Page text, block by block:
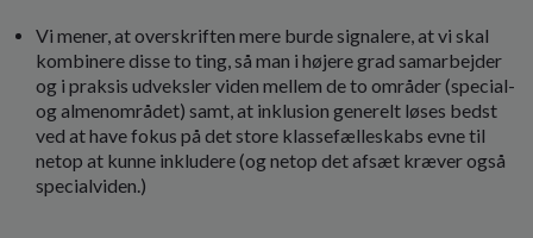
Vi mener, at overskriften mere burde signalere, at vi skal
kombinere disse to ting, så man i højere grad samarbejder
og i praksis udveksler viden mellem de to områder (special-
og almenområdet) samt, at inklusion generelt løses bedst
ved at have fokus på det store klassefælleskabs evne til
netop at kunne inkludere (og netop det afsæt kræver også
specialviden.)